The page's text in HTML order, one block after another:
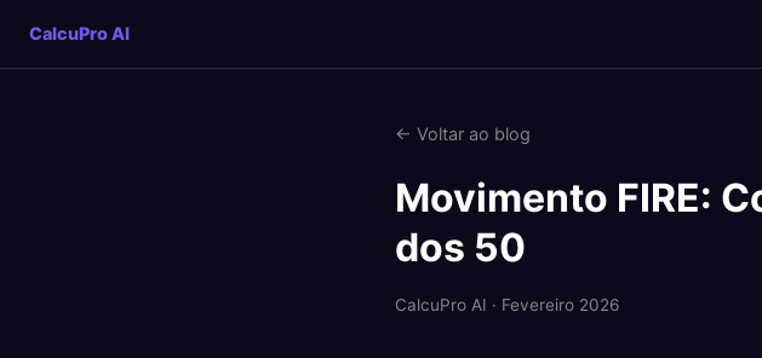
CalcuPro AI
← Voltar ao blog
Movimento FIRE:
dos 50
CalcuPro AI · Fevereiro 2026